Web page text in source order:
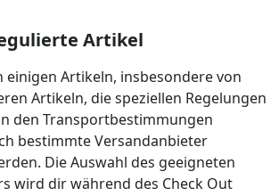
Artikel
einigen Artikeln, insbesondere von
Artikeln, die speziellen Regelungen
den Transportbestimmungen
bestimmte Versandanbieter
Die Auswahl des geeigneten
wird dir während des Check Out